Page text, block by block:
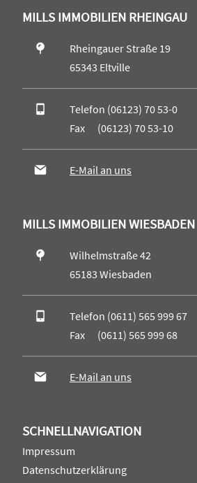
MILLS IMMOBILIEN RHEINGAU
Rheingauer Straße 19
65343 Eltville
Telefon (06123) 70 53-0
Fax (06123) 70 53-10
E-Mail an uns
MILLS IMMOBILIEN WIESBADEN
Wilhelmstraße 42
65183 Wiesbaden
Telefon (0611) 565 999 67
Fax (0611) 565 999 68
E-Mail an uns
SCHNELLNAVIGATION
Impressum
Datenschutzerklärung